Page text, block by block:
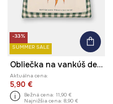
-33%
SUMMER SALE
Obliečka na vankúš dekoratívna bavlnená
Aktuálna cena:
5,90 €
Bežná cena: 11,90 €
Najnižšia cena: 8,90 €